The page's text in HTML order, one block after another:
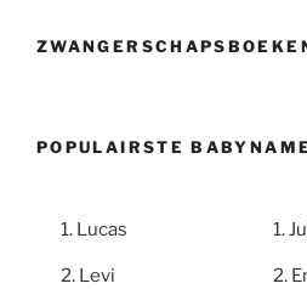
POPULAIRSTE
Lucas
Levi